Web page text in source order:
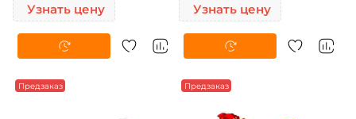
Узнать цену Узнать цену
Предзаказ Предзаказ